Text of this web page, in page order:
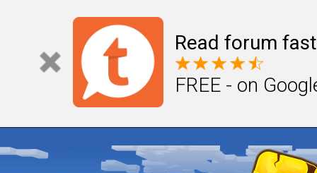
Read forum
FREE - on